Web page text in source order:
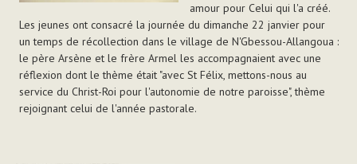
amour pour Celui qui l'a créé.
Les jeunes ont consacré la journée du dimanche 22 janvier pour
un temps de récollection dans le village de N'Gbessou-Allangoua :
le père Arsène et le frère Armel les accompagnaient avec une
réflexion dont le thème était "avec St Félix, mettons-nous au
service du Christ-Roi pour l'autonomie de notre paroisse", thème
rejoignant celui de l'année pastorale.